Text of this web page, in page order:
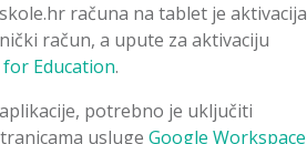
računa na tablet je aktivacija
račun, a upute za aktivaciju
Education.
potrebno je uključiti
usluge Google Workspace